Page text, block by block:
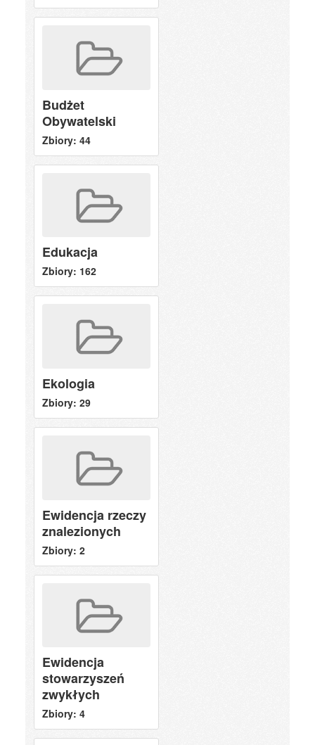
Budżet
Obywatelski
Zbiory: 44
Edukacja
Zbiory: 162
Ekologia
Zbiory: 29
Ewidencja rzeczy
znalezionych
Zbiory: 2
Ewidencja
stowarzyszeń
zwykłych
Zbiory: 4